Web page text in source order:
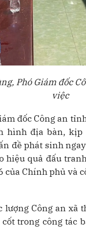
Phó Giám đốc
việc
đốc Công an
hình địa bàn,
đề phát sinh
hiệu quả đấu
Chính phủ và
Công an xã
trong công tác